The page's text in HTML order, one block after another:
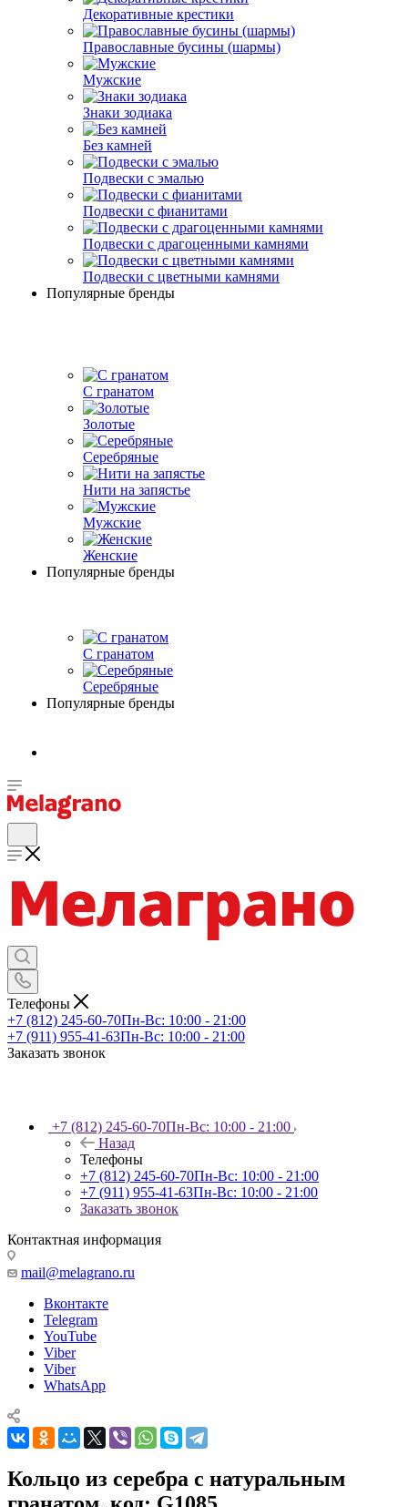
Декоративные крестики
Православные бусины (шармы)
Мужские
Знаки зодиака
Без камней
Подвески с эмалью
Подвески с фианитами
Подвески с драгоценными камнями
Подвески с цветными камнями
Популярные бренды
С гранатом
Золотые
Серебряные
Нити на запястье
Мужские
Женские
Популярные бренды
С гранатом
Серебряные
Популярные бренды
Телефоны
+7 (812) 245-60-70Пн-Вс: 10:00 - 21:00
+7 (911) 955-41-63Пн-Вс: 10:00 - 21:00
Заказать звонок
+7 (812) 245-60-70Пн-Вс: 10:00 - 21:00
Назад
Телефоны
+7 (812) 245-60-70Пн-Вс: 10:00 - 21:00
+7 (911) 955-41-63Пн-Вс: 10:00 - 21:00
Заказать звонок
Контактная информация
mail@melagrano.ru
Вконтакте
Telegram
YouTube
Viber
Viber
WhatsApp
Кольцо из серебра с натуральным